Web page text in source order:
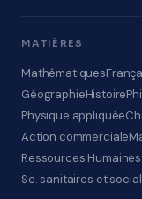
MATIÈRES
Mathématiques
GéographieHistoire
Physique appliquée
Action commerciale
Ressources Humaines
Sc. sanitaires et